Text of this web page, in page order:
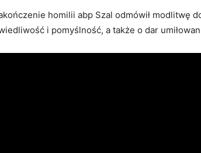
homilii abp Szal odmówił modlitwę
i pomyślność, a także o dar